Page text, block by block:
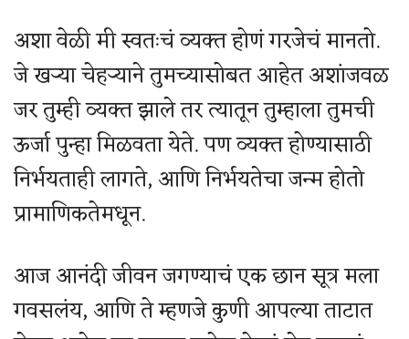
अशा वेळी मी स्वतःचं व्यक्त होणं गरजेचं मानतो.
जे खऱ्या चेहऱ्याने तुमच्यासोबत आहेत अशांजवळ
जर तुम्ही व्यक्त झाले तर त्यातून तुम्हाला तुमची
ऊर्जा पुन्हा मिळवता येते. पण व्यक्त होण्यासाठी
निर्भयताही लागते, आणि निर्भयतेचा जन्म होतो
प्रामाणिकतेमधून.
आज आनंदी जीवन जगण्याचं एक छान सूत्र मला
गवसलंय, आणि ते म्हणजे कुणी आपल्या ताटात